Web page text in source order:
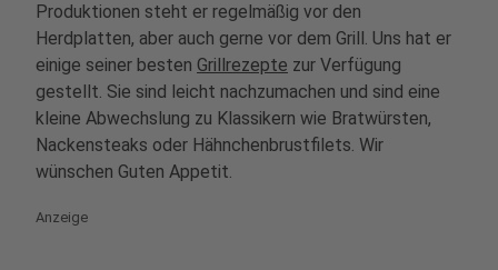
Produktionen steht er regelmäßig vor den
Herdplatten, aber auch gerne vor dem Grill. Uns hat er
einige seiner besten Grillrezepte zur Verfügung
gestellt. Sie sind leicht nachzumachen und sind eine
kleine Abwechslung zu Klassikern wie Bratwürsten,
Nackensteaks oder Hähnchenbrustfilets. Wir
wünschen Guten Appetit.
Anzeige